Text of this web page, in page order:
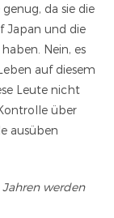
da sie die
Japan und die
Nein, es
auf diesem
Leute nicht
über
ausüben
werden